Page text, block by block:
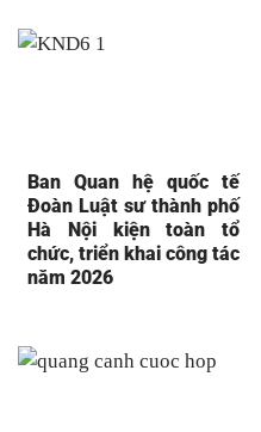
Ban Quan hệ quốc tế
Đoàn Luật sư thành phố
Hà Nội kiện toàn tổ
chức, triển khai công tác
năm 2026